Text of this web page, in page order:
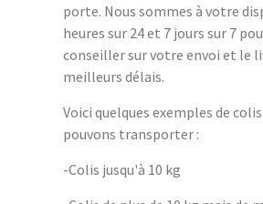
porte. Nous sommes à votre
heures sur 24 et 7 jours sur 7
conseiller sur votre envoi et le
meilleurs délais.
Voici quelques exemples de
pouvons transporter :
-Colis jusqu'à 10 kg